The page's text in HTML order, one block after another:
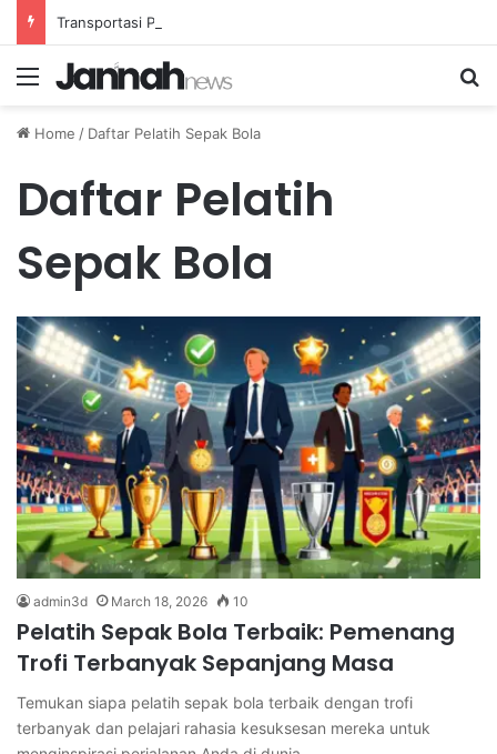
Menu
Home / Daftar Pelatih Sepak Bola
Daftar Pelatih
Sepak Bola
admin3d March 18, 2026 10
Pelatih Sepak Bola Terbaik: Pemenang
Trofi Terbanyak Sepanjang Masa
Temukan siapa pelatih sepak bola terbaik dengan trofi
terbanyak dan pelajari rahasia kesuksesan mereka untuk